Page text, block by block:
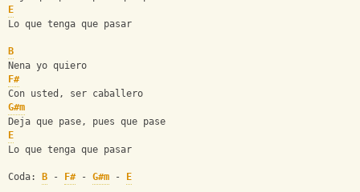
E
Lo que tenga que pasar
B
Nena yo quiero
F#
Con usted, ser caballero
G#m
Deja que pase, pues que pase
E
Lo que tenga que pasar
Coda: B - F# - G#m - E